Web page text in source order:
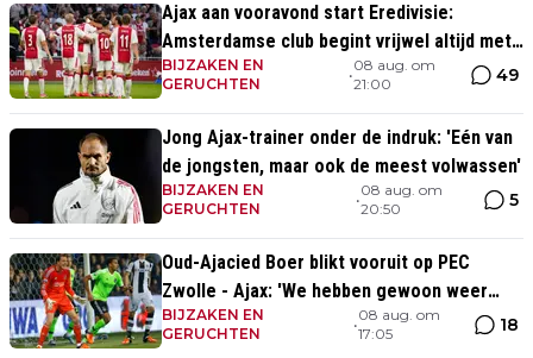
Ajax aan vooravond start Eredivisie:
Amsterdamse club begint vrijwel altijd met
zege
BIJZAKEN EN
GERUCHTEN
•
08 aug. om
21:00
49
Jong Ajax-trainer onder de indruk: 'Eén van
de jongsten, maar ook de meest volwassen'
BIJZAKEN EN
GERUCHTEN
•
08 aug. om
20:50
5
Oud-Ajacied Boer blikt vooruit op PEC
Zwolle - Ajax: 'We hebben gewoon weer
kans tegen Ajax'
BIJZAKEN EN
GERUCHTEN
•
08 aug. om
17:05
18